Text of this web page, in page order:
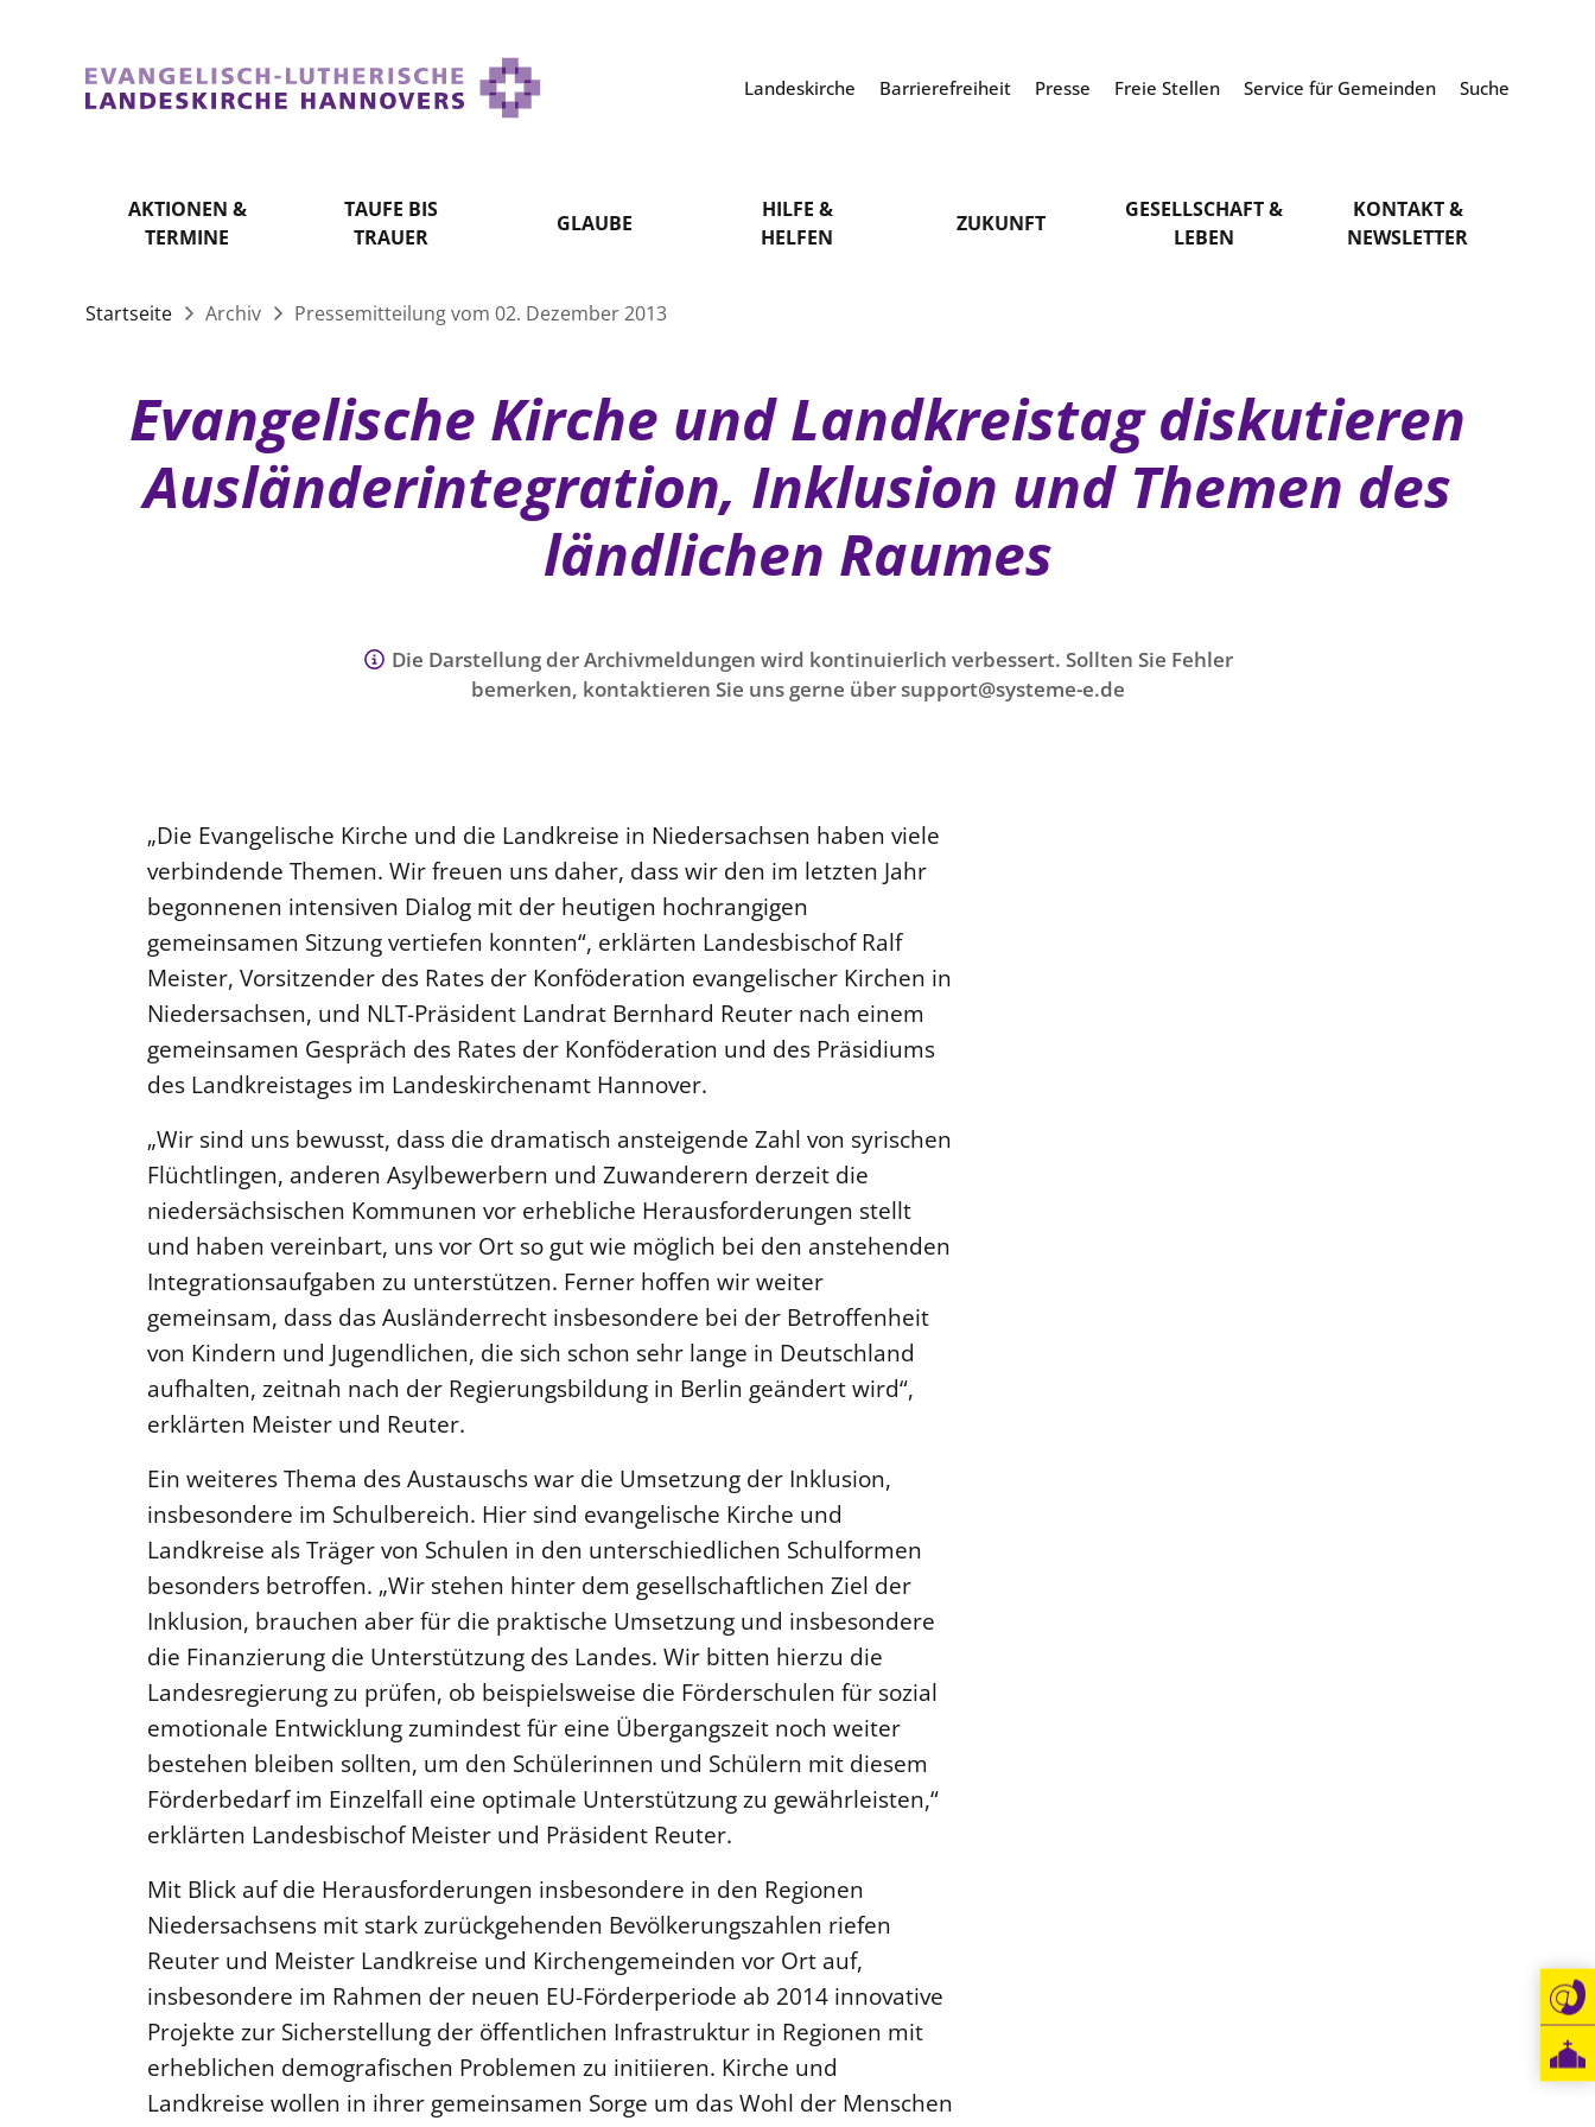
Landeskirche Barrierefreiheit Presse Freie Stellen Service für Gemeinden Suche
AKTIONEN &
TERMINE
TAUFE BIS
TRAUER
GLAUBE
HILFE &
HELFEN
ZUKUNFT
GESELLSCHAFT &
LEBEN
KONTAKT &
NEWSLETTER
Startseite Archiv Pressemitteilung vom 02. Dezember 2013
Evangelische Kirche und Landkreistag diskutieren
Ausländerintegration, Inklusion und Themen des
ländlichen Raumes
Die Darstellung der Archivmeldungen wird kontinuierlich verbessert. Sollten Sie Fehler
bemerken, kontaktieren Sie uns gerne über support@systeme-e.de
„Die Evangelische Kirche und die Landkreise in Niedersachsen haben viele
verbindende Themen. Wir freuen uns daher, dass wir den im letzten Jahr
begonnenen intensiven Dialog mit der heutigen hochrangigen
gemeinsamen Sitzung vertiefen konnten“, erklärten Landesbischof Ralf
Meister, Vorsitzender des Rates der Konföderation evangelischer Kirchen in
Niedersachsen, und NLT-Präsident Landrat Bernhard Reuter nach einem
gemeinsamen Gespräch des Rates der Konföderation und des Präsidiums
des Landkreistages im Landeskirchenamt Hannover.
„Wir sind uns bewusst, dass die dramatisch ansteigende Zahl von syrischen
Flüchtlingen, anderen Asylbewerbern und Zuwanderern derzeit die
niedersächsischen Kommunen vor erhebliche Herausforderungen stellt
und haben vereinbart, uns vor Ort so gut wie möglich bei den anstehenden
Integrationsaufgaben zu unterstützen. Ferner hoffen wir weiter
gemeinsam, dass das Ausländerrecht insbesondere bei der Betroffenheit
von Kindern und Jugendlichen, die sich schon sehr lange in Deutschland
aufhalten, zeitnah nach der Regierungsbildung in Berlin geändert wird“,
erklärten Meister und Reuter.
Ein weiteres Thema des Austauschs war die Umsetzung der Inklusion,
insbesondere im Schulbereich. Hier sind evangelische Kirche und
Landkreise als Träger von Schulen in den unterschiedlichen Schulformen
besonders betroffen. „Wir stehen hinter dem gesellschaftlichen Ziel der
Inklusion, brauchen aber für die praktische Umsetzung und insbesondere
die Finanzierung die Unterstützung des Landes. Wir bitten hierzu die
Landesregierung zu prüfen, ob beispielsweise die Förderschulen für sozial
emotionale Entwicklung zumindest für eine Übergangszeit noch weiter
bestehen bleiben sollten, um den Schülerinnen und Schülern mit diesem
Förderbedarf im Einzelfall eine optimale Unterstützung zu gewährleisten,“
erklärten Landesbischof Meister und Präsident Reuter.
Mit Blick auf die Herausforderungen insbesondere in den Regionen
Niedersachsens mit stark zurückgehenden Bevölkerungszahlen riefen
Reuter und Meister Landkreise und Kirchengemeinden vor Ort auf,
insbesondere im Rahmen der neuen EU-Förderperiode ab 2014 innovative
Projekte zur Sicherstellung der öffentlichen Infrastruktur in Regionen mit
erheblichen demografischen Problemen zu initiieren. Kirche und
Landkreise wollen in ihrer gemeinsamen Sorge um das Wohl der Menschen